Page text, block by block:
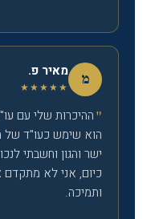
מ מאיר פ.
★★★★★
ההיכרות שלי עם
הוא שימש כעו"ד
ישר והגון וחשבתי
כיום, אני לא מתקדם
ותמיכה.